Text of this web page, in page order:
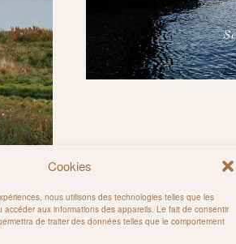
Cookies
nous utilisons des technologies telles que les
accéder aux informations des appareils. Le fait de consentir
de traiter des données telles que le comportement